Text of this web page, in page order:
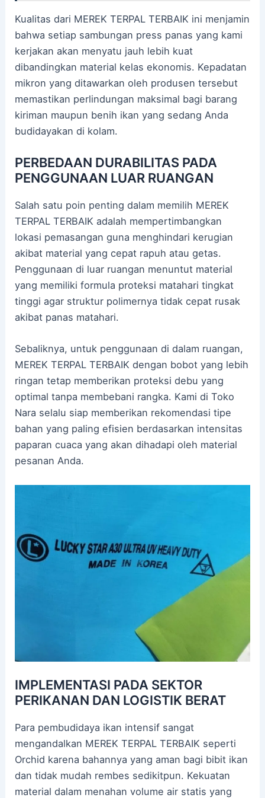
Kualitas dari MEREK TERPAL TERBAIK ini menjamin
bahwa setiap sambungan press panas yang kami
kerjakan akan menyatu jauh lebih kuat
dibandingkan material kelas ekonomis. Kepadatan
mikron yang ditawarkan oleh produsen tersebut
memastikan perlindungan maksimal bagi barang
kiriman maupun benih ikan yang sedang Anda
budidayakan di kolam.
PERBEDAAN DURABILITAS PADA
PENGGUNAAN LUAR RUANGAN
Salah satu poin penting dalam memilih MEREK
TERPAL TERBAIK adalah mempertimbangkan
lokasi pemasangan guna menghindari kerugian
akibat material yang cepat rapuh atau getas.
Penggunaan di luar ruangan menuntut material
yang memiliki formula proteksi matahari tingkat
tinggi agar struktur polimernya tidak cepat rusak
akibat panas matahari.
Sebaliknya, untuk penggunaan di dalam ruangan,
MEREK TERPAL TERBAIK dengan bobot yang lebih
ringan tetap memberikan proteksi debu yang
optimal tanpa membebani rangka. Kami di Toko
Nara selalu siap memberikan rekomendasi tipe
bahan yang paling efisien berdasarkan intensitas
paparan cuaca yang akan dihadapi oleh material
pesanan Anda.
IMPLEMENTASI PADA SEKTOR
PERIKANAN DAN LOGISTIK BERAT
Para pembudidaya ikan intensif sangat
mengandalkan MEREK TERPAL TERBAIK seperti
Orchid karena bahannya yang aman bagi bibit ikan
dan tidak mudah rembes sedikitpun. Kekuatan
material dalam menahan volume air statis yang